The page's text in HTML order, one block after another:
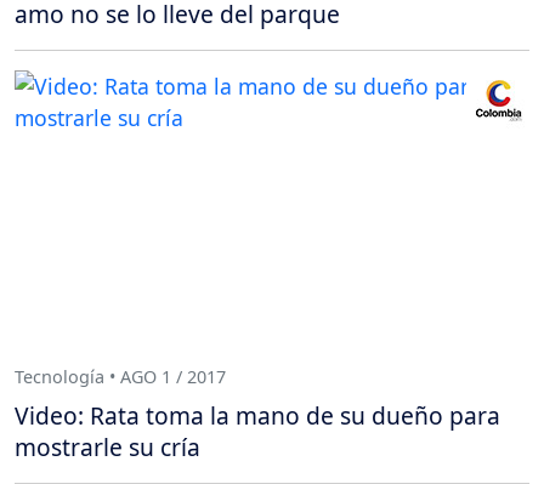
amo no se lo lleve del parque
Tecnología • AGO 1 / 2017
Video: Rata toma la mano de su dueño para
mostrarle su cría